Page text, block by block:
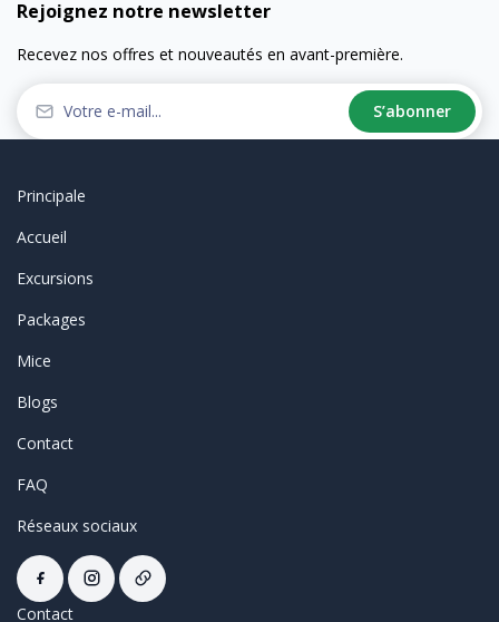
Rejoignez notre newsletter
Recevez nos offres et nouveautés en avant-première.
S’abonner
Principale
Accueil
Excursions
Packages
Mice
Blogs
Contact
FAQ
Réseaux sociaux
Contact